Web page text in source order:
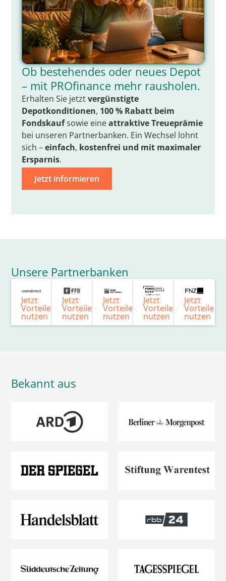
Ob bestehendes oder neues Depot
– mit PROfinance mehr rausholen.
Erhalten Sie jetztvergünstigte
Depotkonditionen, 100 % Rabatt beim
Fondskaufsowie eineattraktive Treueprämie
bei unseren Partnerbanken. Ein Wechsel lohnt
sich –einfach, kostenfrei und mit maximaler
Ersparnis.
Jetzt informieren
Unsere Partnerbanken
Jetzt
Vorteile
nutzen
Jetzt
Vorteile
nutzen
Jetzt
Vorteile
nutzen
Jetzt
Vorteile
nutzen
Jetzt
Vorteile
nutzen
Bekannt aus